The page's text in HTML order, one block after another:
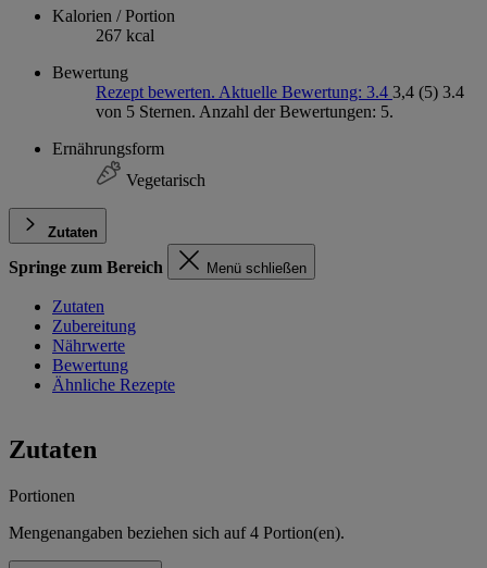
Kalorien / Portion
267 kcal
Bewertung
Rezept bewerten. Aktuelle Bewertung: 3.4 3,4 (5) 3.4
von 5 Sternen. Anzahl der Bewertungen: 5.
Ernährungsform
Vegetarisch
Zutaten
Springe zum Bereich Menü schließen
Zutaten
Zubereitung
Nährwerte
Bewertung
Ähnliche Rezepte
Zutaten
Portionen
Mengenangaben beziehen sich auf4 Portion(en).